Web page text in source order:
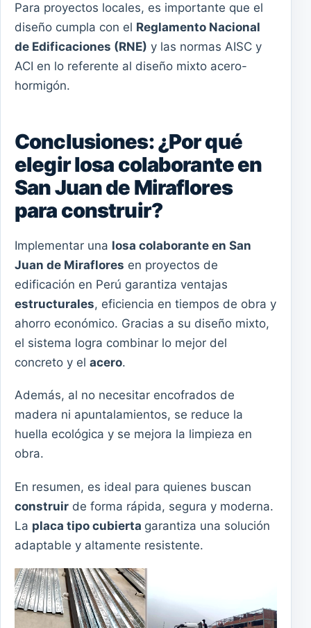
Para proyectos locales, es importante que el
diseño cumpla con el Reglamento Nacional
de Edificaciones (RNE) y las normas AISC y
ACI en lo referente al diseño mixto acero-
hormigón.
Conclusiones: ¿Por qué
elegir losa colaborante en
San Juan de Miraflores
para construir?
Implementar una losa colaborante en San
Juan de Miraflores en proyectos de
edificación en Perú garantiza ventajas
estructurales, eficiencia en tiempos de obra y
ahorro económico. Gracias a su diseño mixto,
el sistema logra combinar lo mejor del
concreto y el acero.
Además, al no necesitar encofrados de
madera ni apuntalamientos, se reduce la
huella ecológica y se mejora la limpieza en
obra.
En resumen, es ideal para quienes buscan
construir de forma rápida, segura y moderna.
La placa tipo cubierta garantiza una solución
adaptable y altamente resistente.